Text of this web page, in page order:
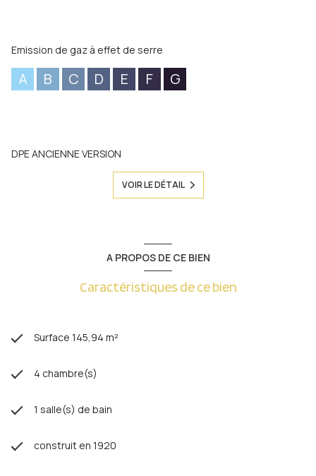
Emission de gaz à effet de serre
A B C D E F G
DPE ANCIENNE VERSION
VOIR LE DÉTAIL
A PROPOS DE CE BIEN
Caractéristiques de ce bien
Surface 145,94 m²
4 chambre(s)
1 salle(s) de bain
construit en 1920